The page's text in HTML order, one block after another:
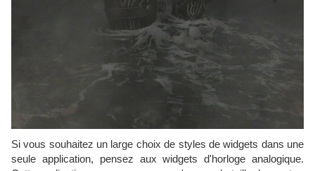
Si vous souhaitez un large choix de styles de widgets dans une
seule application, pensez aux widgets d'horloge analogique.